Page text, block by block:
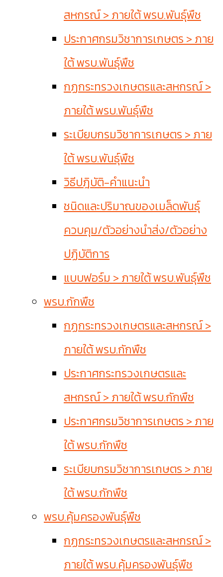
สหกรณ์ > ภายใต้ พรบ.พันธุ์พืช
ประกาศกรมวิชาการเกษตร > ภาย
ใต้ พรบ.พันธุ์พืช
กฏกระทรวงเกษตรและสหกรณ์ >
ภายใต้ พรบ.พันธุ์พืช
ระเบียบกรมวิชาการเกษตร > ภาย
ใต้ พรบ.พันธุ์พืช
วิธีปฎิบัติ-คำแนะนำ
ชนิดและปริมาณของเมล็ดพันธุ์
ควบคุม/ตัวอย่างนำส่ง/ตัวอย่าง
ปฏิบัติการ
แบบฟอร์ม > ภายใต้ พรบ.พันธุ์พืช
พรบ.กักพืช
กฏกระทรวงเกษตรและสหกรณ์ >
ภายใต้ พรบ.กักพืช
ประกาศกระทรวงเกษตรและ
สหกรณ์ > ภายใต้ พรบ.กักพืช
ประกาศกรมวิชาการเกษตร > ภาย
ใต้ พรบ.กักพืช
ระเบียบกรมวิชาการเกษตร > ภาย
ใต้ พรบ.กักพืช
พรบ.คุ้มครองพันธุ์พืช
กฏกระทรวงเกษตรและสหกรณ์ >
ภายใต้ พรบ.คุ้มครองพันธุ์พืช